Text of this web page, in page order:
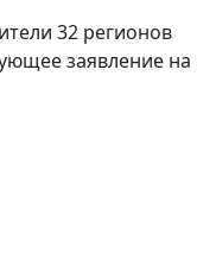
32 регионов
заявление на